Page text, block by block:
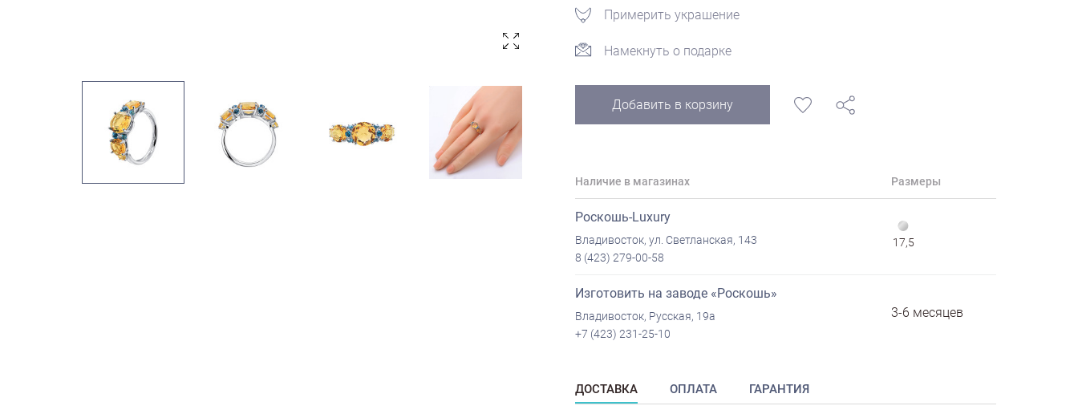
Примерить украшение
Намекнуть о подарке
Добавить в корзину
Наличие в магазинах Размеры
Роскошь-Luxury
Владивосток, ул. Светланская, 143
8 (423) 279-00-58
17,5
Изготовить на заводе «Роскошь»
Владивосток, Русская, 19а
+7 (423) 231-25-10
3-6 месяцев
ДОСТАВКА ОПЛАТА ГАРАНТИЯ